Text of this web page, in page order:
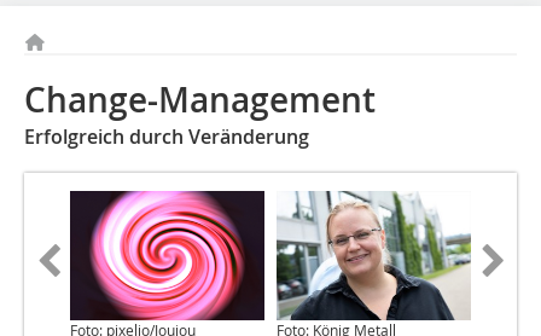
Change-Management
Erfolgreich durch Veränderung
Foto: pixelio/Joujou Foto: König Metall